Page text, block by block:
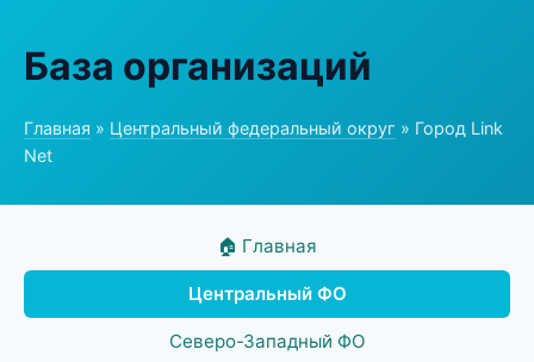
База организаций
Главная » Центральный федеральный округ » Город Link
Net
🏠 Главная
Центральный ФО
Северо-Западный ФО